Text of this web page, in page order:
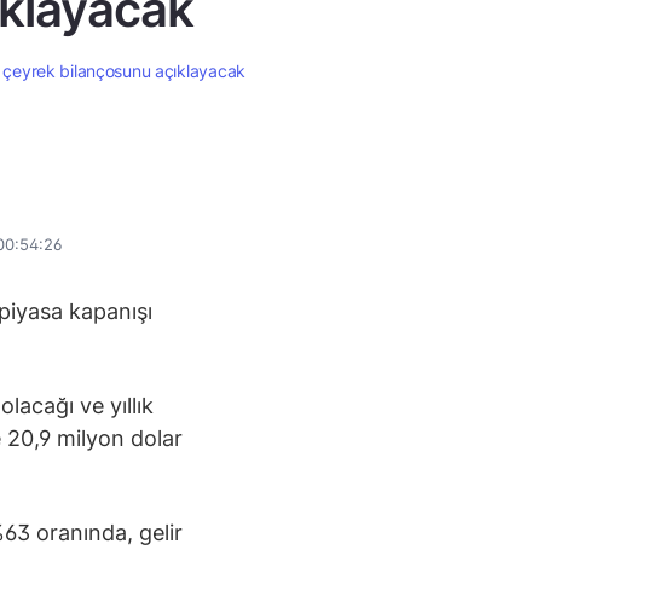
bilançosunu açıklayacak
kapanışı
ve yıllık
20,9 milyon dolar
oranında, gelir